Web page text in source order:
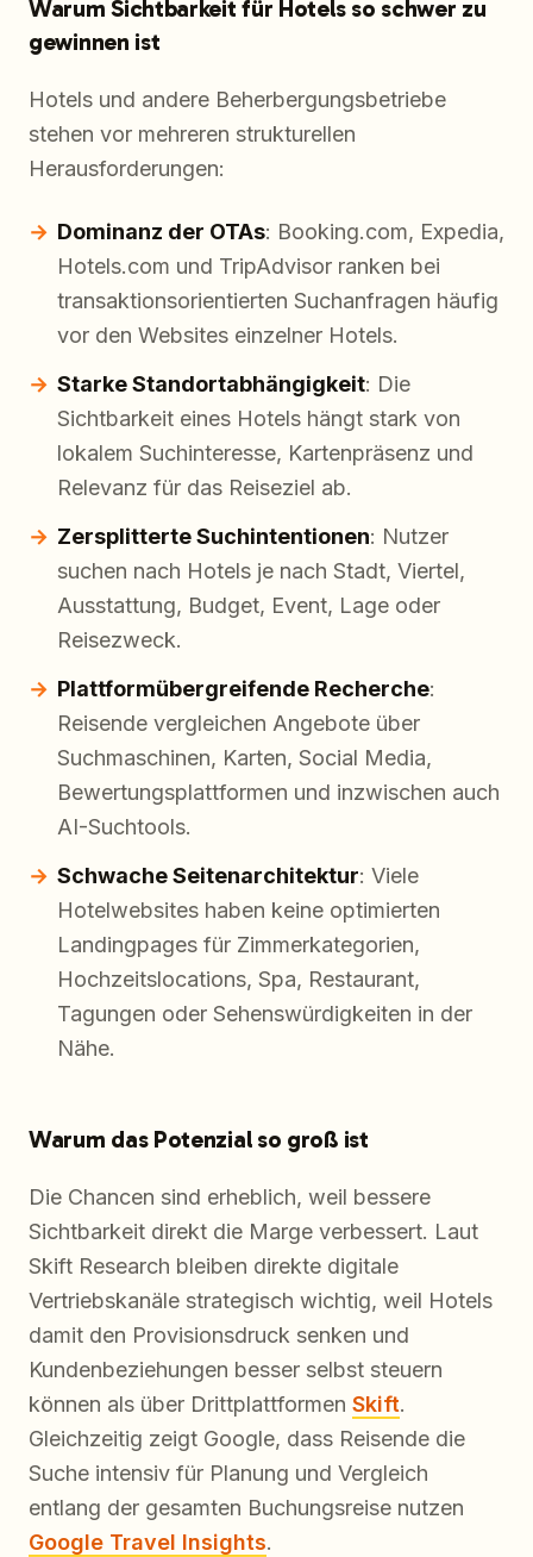
Warum Sichtbarkeit für Hotels so schwer zu
gewinnen ist
Hotels und andere Beherbergungsbetriebe
stehen vor mehreren strukturellen
Herausforderungen:
Dominanz der OTAs: Booking.com, Expedia,
Hotels.com und TripAdvisor ranken bei
transaktionsorientierten Suchanfragen häufig
vor den Websites einzelner Hotels.
Starke Standortabhängigkeit: Die
Sichtbarkeit eines Hotels hängt stark von
lokalem Suchinteresse, Kartenpräsenz und
Relevanz für das Reiseziel ab.
Zersplitterte Suchintentionen: Nutzer
suchen nach Hotels je nach Stadt, Viertel,
Ausstattung, Budget, Event, Lage oder
Reisezweck.
Plattformübergreifende Recherche:
Reisende vergleichen Angebote über
Suchmaschinen, Karten, Social Media,
Bewertungsplattformen und inzwischen auch
AI-Suchtools.
Schwache Seitenarchitektur: Viele
Hotelwebsites haben keine optimierten
Landingpages für Zimmerkategorien,
Hochzeitslocations, Spa, Restaurant,
Tagungen oder Sehenswürdigkeiten in der
Nähe.
Warum das Potenzial so groß ist
Die Chancen sind erheblich, weil bessere
Sichtbarkeit direkt die Marge verbessert. Laut
Skift Research bleiben direkte digitale
Vertriebskanäle strategisch wichtig, weil Hotels
damit den Provisionsdruck senken und
Kundenbeziehungen besser selbst steuern
können als über Drittplattformen Skift.
Gleichzeitig zeigt Google, dass Reisende die
Suche intensiv für Planung und Vergleich
entlang der gesamten Buchungsreise nutzen
Google Travel Insights.